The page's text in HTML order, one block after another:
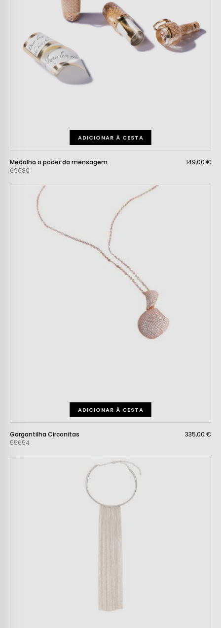
ADICIONAR À CESTA
Medalha o poder da mensagem
69680
149,00 €
ADICIONAR À CESTA
Gargantilha Circonitas
55654
335,00 €